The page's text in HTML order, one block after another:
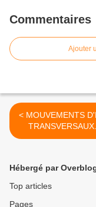
Commentaires
Ajouter
< MOUVEMENTS D'IDEES
Hébergé par
Top articles
Pages